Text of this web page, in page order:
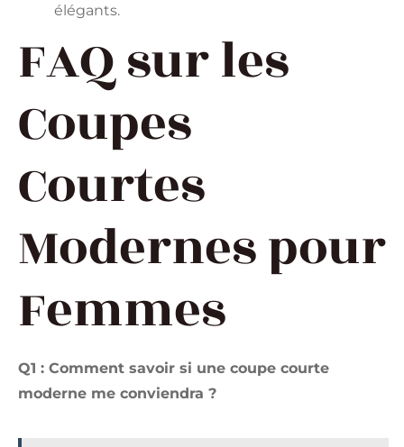
élégants.
FAQ sur les
Coupes
Courtes
Modernes pour
Femmes
Q1 : Comment savoir si une coupe courte
moderne me conviendra ?